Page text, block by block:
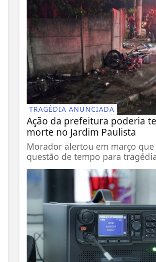
TRAGÉDIA ANUNCIADA
Ação da prefeitura poderia
morte no Jardim Paulista
Morador alertou em março que
questão de tempo para